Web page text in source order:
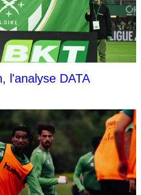
l'analyse DATA